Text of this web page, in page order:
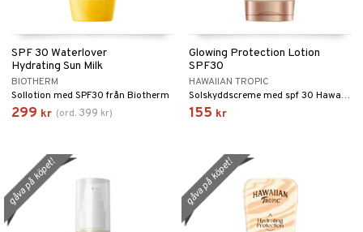
SPF 30 Waterlover
Hydrating Sun Milk
BIOTHERM
Sollotion med SPF30 från Biotherm
299 kr (ord. 399 kr)
Glowing Protection Lotion
SPF30
HAWAIIAN TROPIC
Solskyddscreme med spf 30 Hawaiian Tropic
155 kr
gåva på köpet! gåva på köpet!